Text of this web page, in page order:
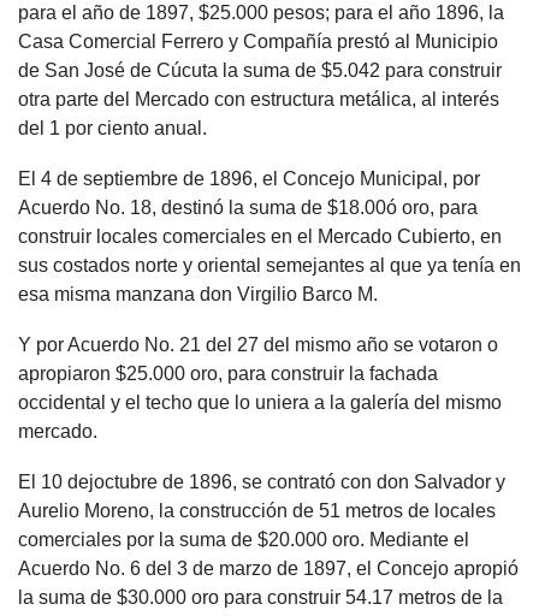
para el año de 1897, $25.000 pesos; para el año 1896, la
Casa Comercial Ferrero y Compañía prestó al Municipio
de San José de Cúcuta la suma de $5.042 para construir
otra parte del Mercado con estructura metálica, al interés
del 1 por ciento anual.
El 4 de septiembre de 1896, el Concejo Municipal, por
Acuerdo No. 18, destinó la suma de $18.00ó oro, para
construir locales comerciales en el Mercado Cubierto, en
sus costados norte y oriental semejantes al que ya tenía en
esa misma manzana don Virgilio Barco M.
Y por Acuerdo No. 21 del 27 del mismo año se votaron o
apropiaron $25.000 oro, para construir la fachada
occidental y el techo que lo uniera a la galería del mismo
mercado.
El 10 dejoctubre de 1896, se contrató con don Salvador y
Aurelio Moreno, la construcción de 51 metros de locales
comerciales por la suma de $20.000 oro. Mediante el
Acuerdo No. 6 del 3 de marzo de 1897, el Concejo apropió
la suma de $30.000 oro para construir 54.17 metros de la